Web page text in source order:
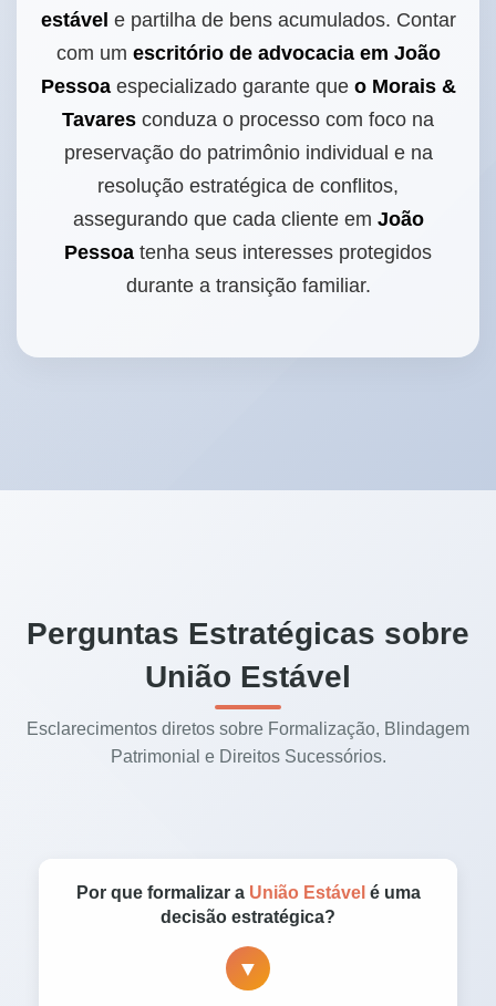
estável e partilha de bens acumulados. Contar
com um escritório de advocacia em João
Pessoaespecializado garante que o Morais &
Tavares conduza o processo com foco na
preservação do patrimônio individual e na
resolução estratégica de conflitos,
assegurando que cada cliente em João
Pessoa tenha seus interesses protegidos
durante a transição familiar.
Perguntas Estratégicas sobre
União Estável
Esclarecimentos diretos sobre Formalização, Blindagem
Patrimonial e Direitos Sucessórios.
Por que formalizar a União Estável é uma
decisão estratégica?
▼